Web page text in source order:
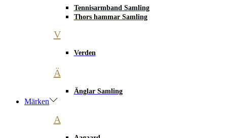
Tennisarmband Samling
Thors hammar Samling
V
Verden
Ä
Änglar Samling
Märken
A